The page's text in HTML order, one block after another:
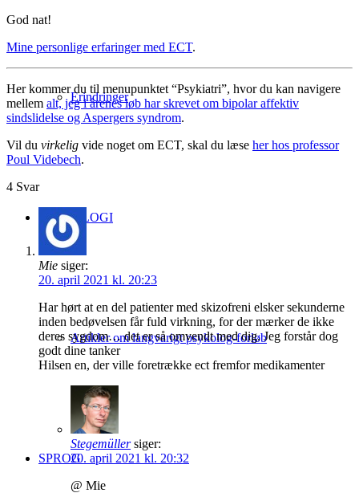
Erindringer
PSYKOLOGI
Artikler om langvarigt psykolog-forløb
SPROG
God nat!
Mine personlige erfaringer med ECT.
Her kommer du til menupunktet “Psykiatri”, hvor du kan navigere
mellem alt, jeg i årenes løb har skrevet om bipolar affektiv
sindslidelse og Aspergers syndrom.
Vil du virkelig vide noget om ECT, skal du læse her hos professor
Poul Videbech.
4 Svar
Mie siger:
20. april 2021 kl. 20:23
Har hørt at en del patienter med skizofreni elsker sekunderne
inden bedøvelsen får fuld virkning, for der mærker de ikke
deres sygdom… det er så omvendt med dig. Jeg forstår dog
godt dine tanker
Hilsen en, der ville foretrække ect fremfor medikamenter
Stegemüller siger:
20. april 2021 kl. 20:32
@ Mie